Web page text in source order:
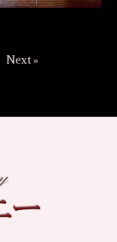
Next »